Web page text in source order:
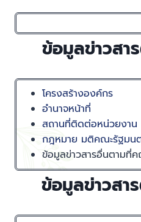
ข้อมูลข่าวสา
โครงสร้างองค์กร
อำนาจหน้าที่
สถานที่ติดต่อหน่วยงาน
กฎหมาย มติคณะรัฐมน
ข้อมูลข่าวสารอื่นตามที่
ข้อมูลข่าวสา